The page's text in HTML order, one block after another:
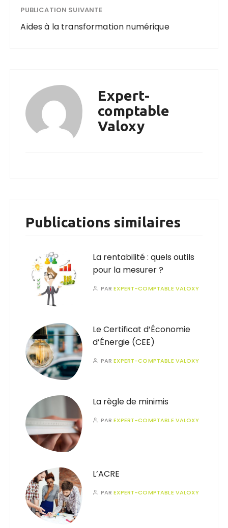
PUBLICATION SUIVANTE
Aides à la transformation numérique
Expert-
comptable
Valoxy
Publications similaires
La rentabilité : quels outils
pour la mesurer ?
PAREXPERT-COMPTABLE VALOXY
Le Certificat d’Économie
d’Énergie (CEE)
PAREXPERT-COMPTABLE VALOXY
La règle de minimis
PAREXPERT-COMPTABLE VALOXY
L’ACRE
PAREXPERT-COMPTABLE VALOXY